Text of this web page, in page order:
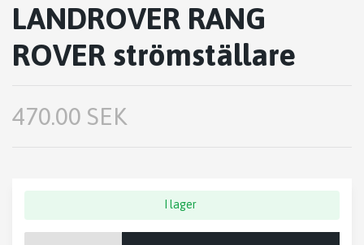
LANDROVER RANG
ROVER strömställare
470.00 SEK
I lager